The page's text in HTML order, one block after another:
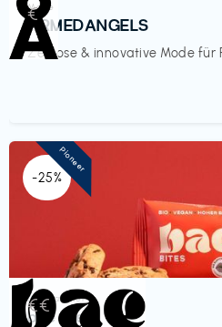
Mode
ARMEDANGELS
Zeitlose & innovative Mode für
€‎
-25%
Lebensmittel
bae Treat
€€‎
Pioneer